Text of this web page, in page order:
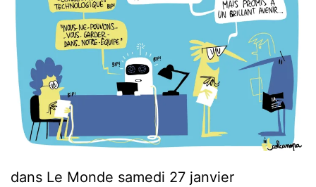
dans Le Monde samedi 27 janvier